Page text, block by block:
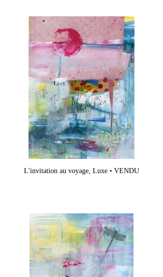
L'invitation au voyage, Luxe • VENDU